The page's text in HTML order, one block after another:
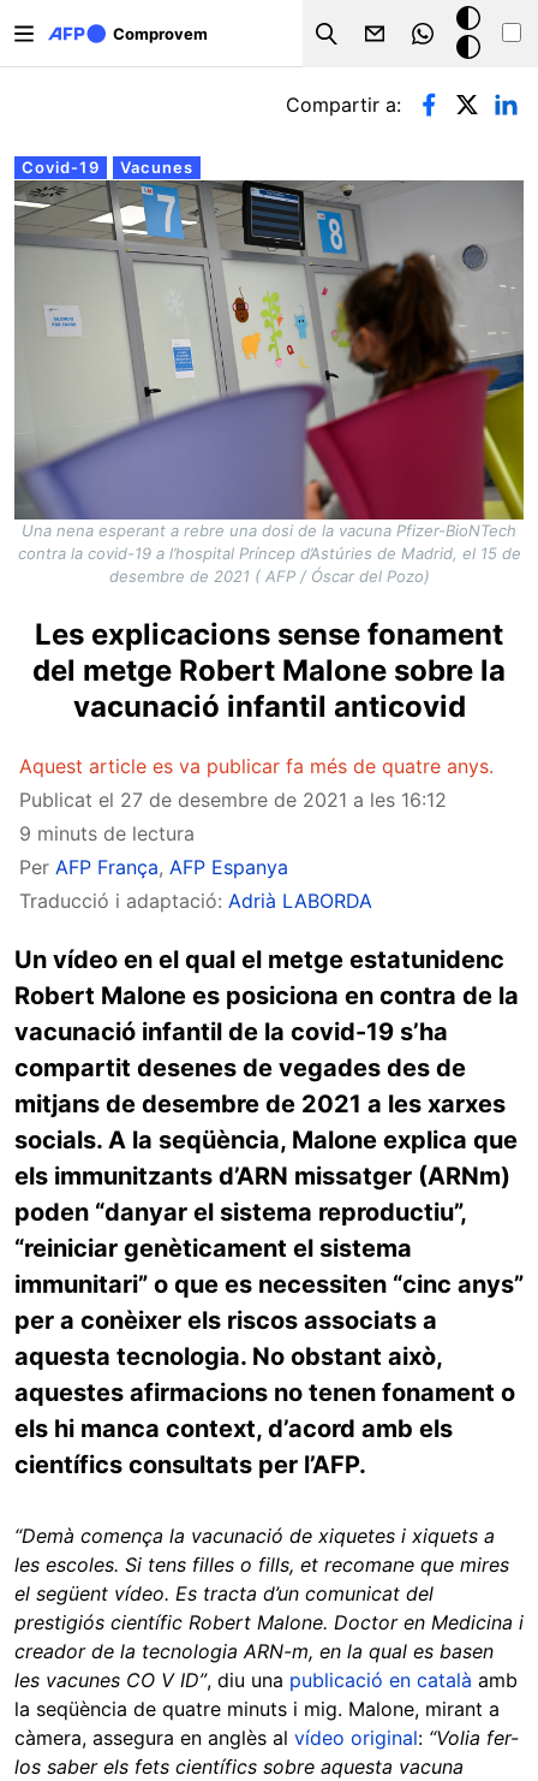
Comprovem
Search
Mode
fosc
Pestanyes primàries
Covid-19 Vacunes
Compartir a:
Una nena esperant a rebre una dosi de la vacuna Pfizer-BioNTech
contra la covid-19 a l’hospital Príncep d’Astúries de Madrid, el 15 de
desembre de 2021 ( AFP / Óscar del Pozo)
Les explicacions sense fonament
del metge Robert Malone sobre la
vacunació infantil anticovid
Aquest article es va publicar fa més de quatre anys.
Publicat el 27 de desembre de 2021 a les 16:12
9 minuts de lectura
Per AFP França, AFP Espanya
Traducció i adaptació: Adrià LABORDA
Un vídeo en el qual el metge estatunidenc
Robert Malone es posiciona en contra de la
vacunació infantil de la covid-19 s’ha
compartit desenes de vegades des de
mitjans de desembre de 2021 a les xarxes
socials. A la seqüència, Malone explica que
els immunitzants d’ARN missatger (ARNm)
poden “danyar el sistema reproductiu”,
“reiniciar genèticament el sistema
immunitari” o que es necessiten “cinc anys”
per a conèixer els riscos associats a
aquesta tecnologia. No obstant això,
aquestes afirmacions no tenen fonament o
els hi manca context, d’acord amb els
científics consultats per l’AFP.
“Demà comença la vacunació de xiquetes i xiquets a
les escoles. Si tens filles o fills, et recomane que mires
el següent vídeo. Es tracta d’un comunicat del
prestigiós científic Robert Malone. Doctor en Medicina i
creador de la tecnologia ARN-m, en la qual es basen
les vacunes CO V ID”, diu una publicació en català amb
la seqüència de quatre minuts i mig. Malone, mirant a
càmera, assegura en anglès al vídeo original: “Volia fer-
los saber els fets científics sobre aquesta vacuna